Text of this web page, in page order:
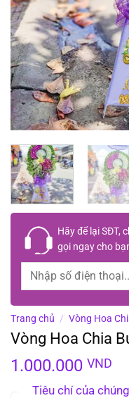
Hãy để lạiSĐT,
gọi ngay cho
Trang chủ / Vòng Hoa
Vòng Hoa Chia
1.000.000 VND
Tiêu chí của